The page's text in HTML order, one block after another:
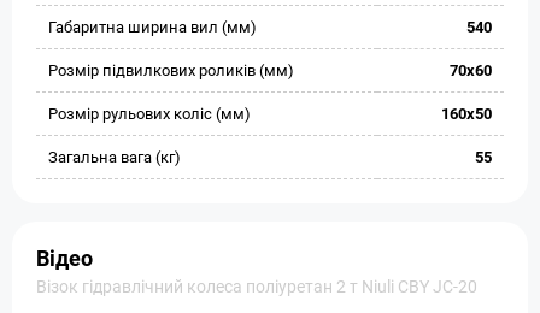
Габаритна ширина вил (мм) 540
Розмір підвилкових роликів (мм) 70х60
Розмір рульових коліс (мм) 160х50
Загальна вага (кг) 55
Відео
Візок гідравлічний колеса поліуретан 2 т Niuli CBY JС-20